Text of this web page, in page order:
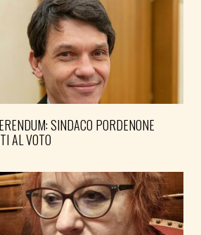
SINDACO PORDENONE
AL VOTO